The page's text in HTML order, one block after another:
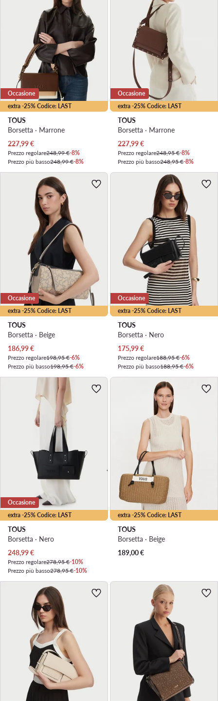
extra -25% Codice: LAST
Occasione
TOUS
Borsetta · Marrone
Prezzo attuale
227,99€
Prezzo regolare248,99 €-8%
Prezzo più basso248,99 €-8%
extra -25% Codice: LAST
Occasione
TOUS
Borsetta · Marrone
Prezzo attuale
227,99€
Prezzo regolare248,95 €-8%
Prezzo più basso248,95 €-8%
extra -25% Codice: LAST
Occasione
TOUS
Borsetta · Beige
Prezzo attuale
186,99€
Prezzo regolare198,95 €-6%
Prezzo più basso198,95 €-6%
extra -25% Codice: LAST
Occasione
TOUS
Borsetta · Nero
Prezzo attuale
175,99€
Prezzo regolare188,95 €-6%
Prezzo più basso188,95 €-6%
extra -25% Codice: LAST
Occasione
TOUS
Borsetta · Nero
Prezzo attuale
248,99€
Prezzo regolare278,95 €-10%
Prezzo più basso278,95 €-10%
extra -25% Codice: LAST
TOUS
Borsetta · Beige
189,00€